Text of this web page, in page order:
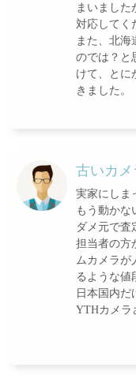
まいまし
対応してく
また、北海
のでは？と
けて、とに
きました。
古いカ
実家にしま
もう動かな
ダメ元で査
担当者の方
ムカメラが
るような値
日本国内だ
YTHカメラ